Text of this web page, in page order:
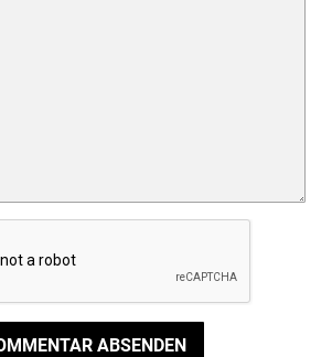
ABSENDEN